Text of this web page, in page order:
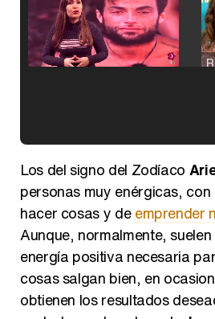
Los del signo del Zodíaco
personas muy enérgicas,
hacer cosas y deemprender
Aunque, normalmente,
energía positiva necesaria
cosas salgan bien, en
obtienen los resultados